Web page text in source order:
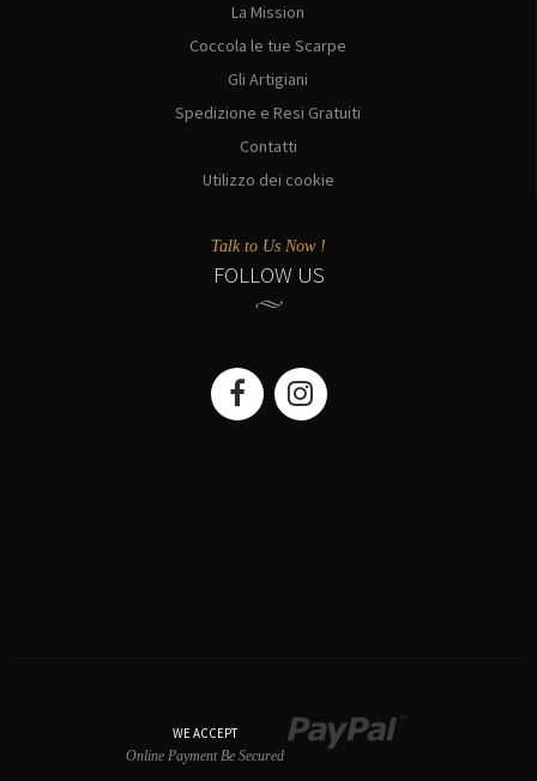
La Mission
Coccola le tue Scarpe
Gli Artigiani
Spedizione e Resi Gratuiti
Contatti
Utilizzo dei cookie
Talk to Us Now !
FOLLOW US
WE ACCEPT
Online Payment Be Secured